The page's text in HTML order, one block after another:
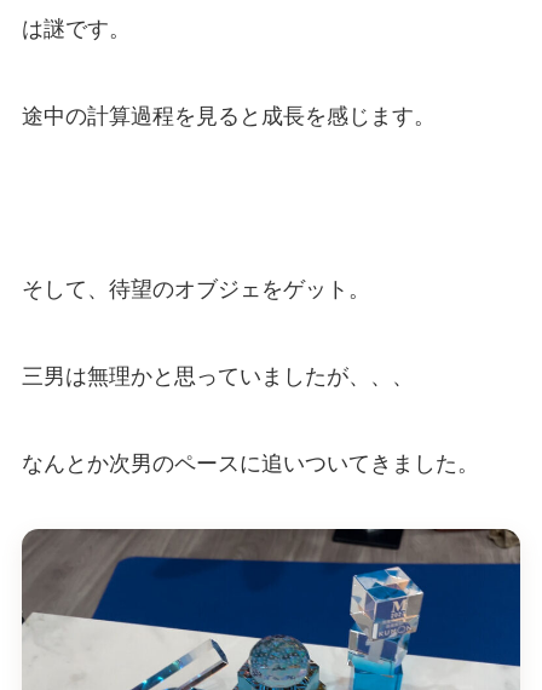
は謎です。
途中の計算過程を見ると成長を感じます。
そして、待望のオブジェをゲット。
三男は無理かと思っていましたが、、、
なんとか次男のペースに追いついてきました。